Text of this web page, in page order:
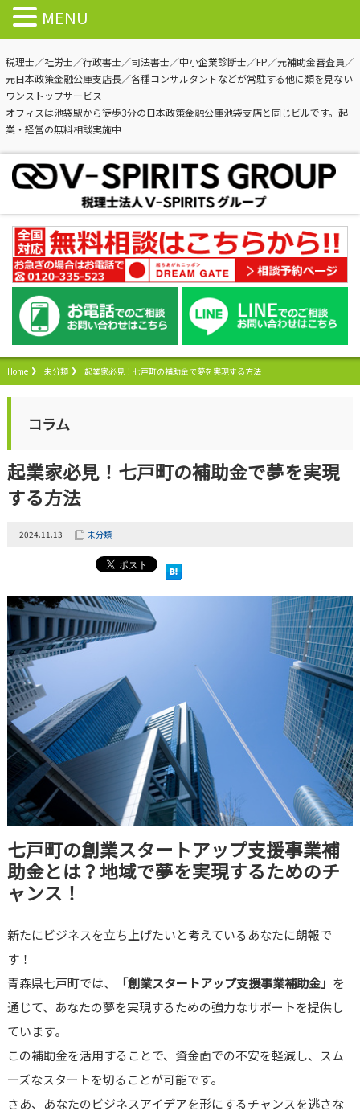
税理士／社労士／行政書士／司法書士／中小企業診断士／FP／元補助金審査員／
元日本政策金融公庫支店長／各種コンサルタントなどが常駐する他に類を見ない
ワンストップサービス
オフィスは池袋駅から徒歩3分の日本政策金融公庫池袋支店と同じビルです。起
業・経営の無料相談実施中
Home 未分類 起業家必見！七戸町の補助金で夢を実現する方法
コラム
起業家必見！七戸町の補助金で夢を実現
する方法
2024.11.13 未分類
七戸町の創業スタートアップ支援事業補
助金とは？地域で夢を実現するためのチ
ャンス！
新たにビジネスを立ち上げたいと考えているあなたに朗報で
す！
青森県七戸町では、
「創業スタートアップ支援事業補助金」 を
通じて、あなたの夢を実現するための強力なサポートを提供し
ています。
この補助金を活用することで、資金面での不安を軽減し、スム
ーズなスタートを切ることが可能です。
さあ、あなたのビジネスアイデアを形にするチャンスを逃さな
MENU